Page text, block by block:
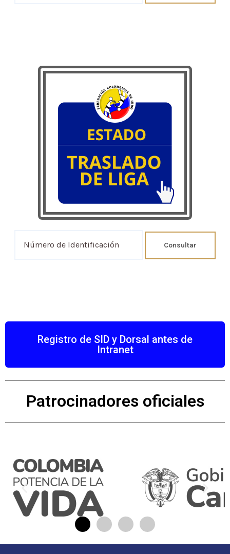
Registro de SID y Dorsal antes de
Intranet
Patrocinadores oficiales